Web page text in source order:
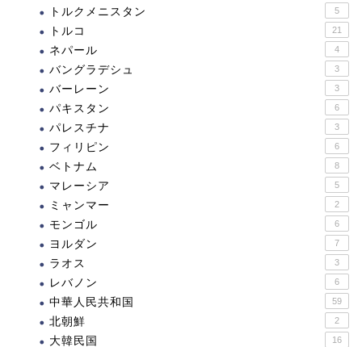
トルクメニスタン 5
トルコ 21
ネパール 4
バングラデシュ 3
バーレーン 3
パキスタン 6
パレスチナ 3
フィリピン 6
ベトナム 8
マレーシア 5
ミャンマー 2
モンゴル 6
ヨルダン 7
ラオス 3
レバノン 6
中華人民共和国 59
北朝鮮 2
大韓民国 16